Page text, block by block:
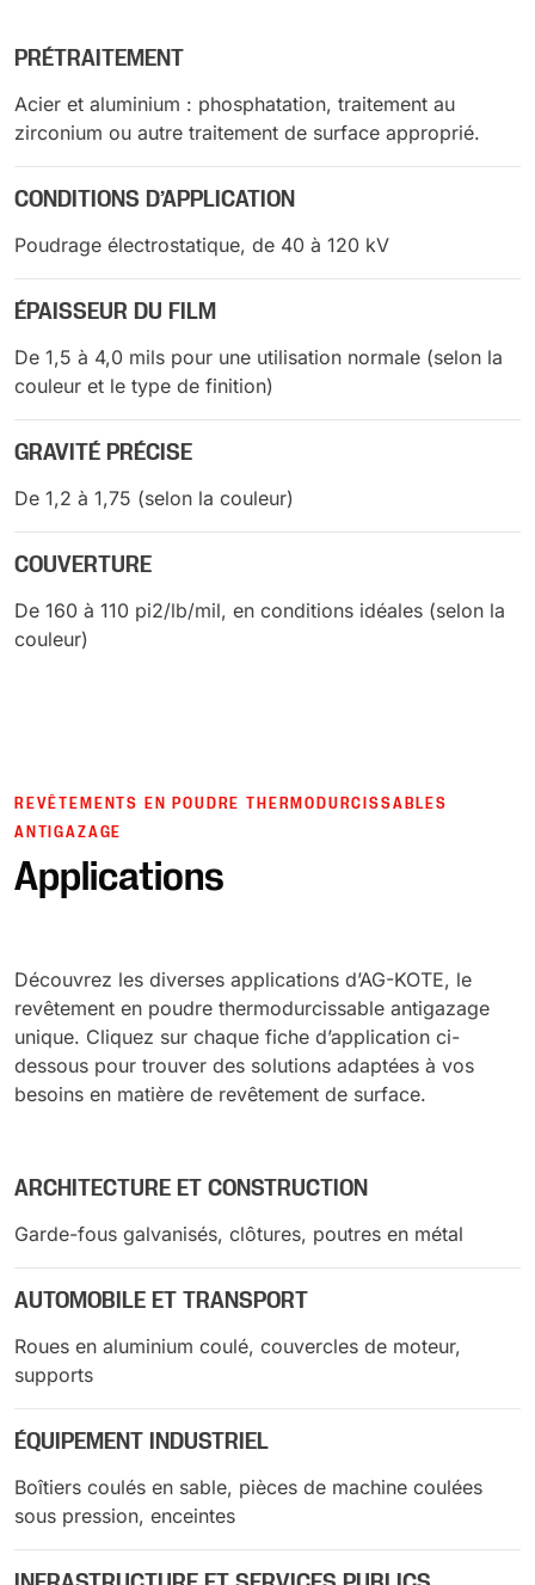
PRÉTRAITEMENT
Acier et aluminium : phosphatation, traitement au
zirconium ou autre traitement de surface approprié.
CONDITIONS D’APPLICATION
Poudrage électrostatique, de 40 à 120 kV
ÉPAISSEUR DU FILM
De 1,5 à 4,0 mils pour une utilisation normale (selon la
couleur et le type de finition)
GRAVITÉ PRÉCISE
De 1,2 à 1,75 (selon la couleur)
COUVERTURE
De 160 à 110 pi2/lb/mil, en conditions idéales (selon la
couleur)
REVÊTEMENTS EN POUDRE THERMODURCISSABLES
ANTIGAZAGE
Applications
Découvrez les diverses applications d’AG-KOTE, le
revêtement en poudre thermodurcissable antigazage
unique. Cliquez sur chaque fiche d’application ci-
dessous pour trouver des solutions adaptées à vos
besoins en matière de revêtement de surface.
ARCHITECTURE ET CONSTRUCTION
Garde-fous galvanisés, clôtures, poutres en métal
AUTOMOBILE ET TRANSPORT
Roues en aluminium coulé, couvercles de moteur,
supports
ÉQUIPEMENT INDUSTRIEL
Boîtiers coulés en sable, pièces de machine coulées
sous pression, enceintes